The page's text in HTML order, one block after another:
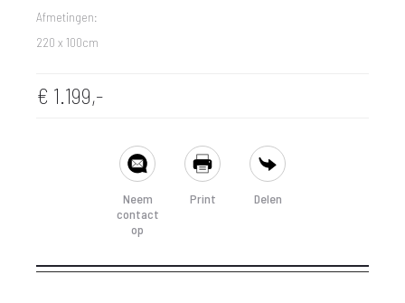
Afmetingen:
220 x 100cm
€ 1.199,-
Neem
contact
op
Print Delen